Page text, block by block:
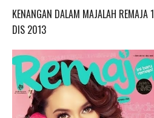
KENANGAN DALAM MAJALAH REMAJA 1
DIS 2013